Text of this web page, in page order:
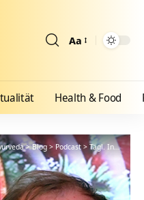
Aa
Health & Food
>Blog> Podcast> Tägl. Inspiration